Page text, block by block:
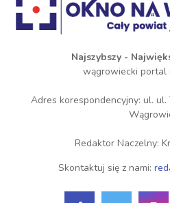
Najszybszy -
wągrowiecki portal
Adres korespondencyjny: ul.
Redaktor Naczelny:
Skontaktuj się z nami: